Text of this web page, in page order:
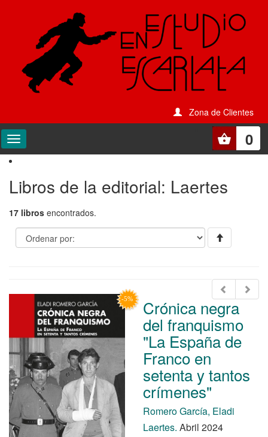
Zona de Clientes
0
Libros de la editorial: Laertes
17 libros encontrados.
Crónica negra
del franquismo
"La España de
Franco en
setenta y tantos
crímenes"
Romero García, Eladi
Laertes. Abril 2024